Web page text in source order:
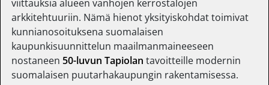
viittauksia alueen vanhojen kerrostalojen
arkkitehtuuriin. Nämä hienot yksityiskohdat toimivat
kunnianosoituksena suomalaisen
kaupunkisuunnittelun maailmanmaineeseen
nostaneen 50-luvun Tapiolan tavoitteille modernin
suomalaisen puutarhakaupungin rakentamisessa.